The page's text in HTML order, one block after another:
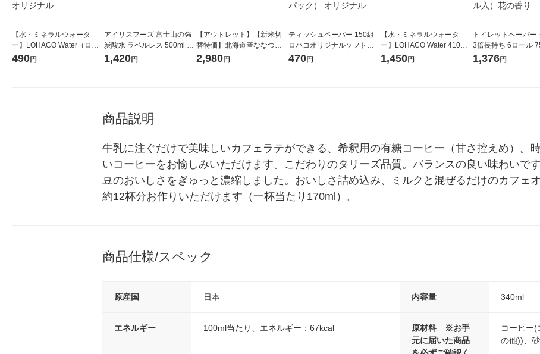
【水・ミネラルウォータ
ー】LOHACO Water（ロハ
コウォーター）2L ラベルレ
490円
アイリスフーズ 富士山の強
炭酸水 ラベルレス 500ml 1
箱（24本入）
1,420円
【アウトレット】【新米切
替特価】北海道産ななつぼ
し 無洗米 5kg 1袋 令和7年産
米 木徳神糧 オリジナル
2,980円
ティッシュペーパー 150組
ロハコオリジナルソフトパ
ックティッシュ フィオナ オ
470円
【水・ミネラルウォータ
ー】LOHACO Water 410ml
1箱（20本入）ラベルレス
（イチオシ） オリジナル
1,450円
トイレットペーパー
3倍長持ち 6ロール 75m 再生
紙配合 スコッティフ
パック 1セット（2パ
1,376円
商品説明
牛乳に注ぐだけで美味しいカフェラテができる、希釈用の有糖コーヒー（甘さ控えめ）。
いコーヒーをお愉しみいただけます。こだわりのタリーズ品質。バランスの良い味わいで
豆のおいしさをぎゅっと濃縮しました。おいしさ詰め込み、ミルクと混ぜるだけのカフェ
約12杯分お作りいただけます（一杯当たり170ml）。
商品仕様/スペック
原産国 日本 内容量 340ml
エネルギー 100ml当たり、エネルギー：67kcal
原材料 ※お手
元に届いた商品
コーヒー(
の他))、